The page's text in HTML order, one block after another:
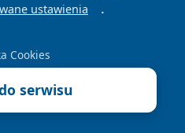
ustawienia .
Cookies
serwisu